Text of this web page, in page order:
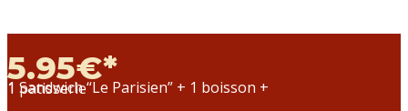
5.95€*
1 Sandwich “Le Parisien” + 1 boisson +
1 patisserie